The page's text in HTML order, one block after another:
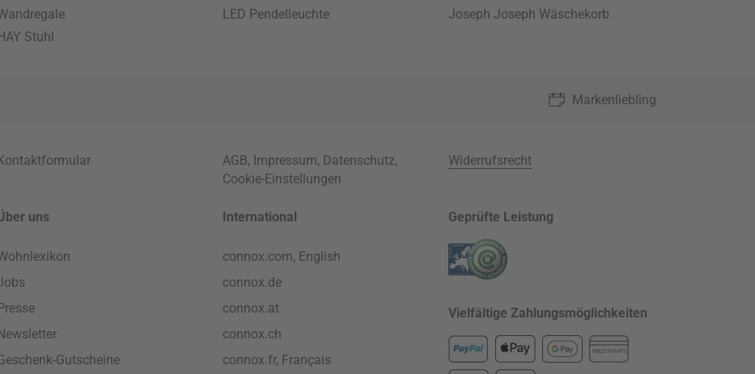
Stuhl
LED Pendelleuchte
Joseph Joseph Wäschekorb
Markenliebling
AGB, Impressum, Datenschutz,
Cookie-Einstellungen
Widerrufsrecht
uns
Gutscheine
International
connox.com, English
connox.de
connox.at
connox.ch
connox.fr, Français
Geprüfte Leistung
Vielfältige Zahlungsmöglichkeiten
KREDITKARTE